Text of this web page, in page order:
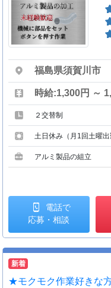
福島県須賀川市
時給:1,300円 ～
２交替制
土日休み（月1回土曜
アルミ製品の組立
電話で
応募・相談
新着
★モクモク作業好きな